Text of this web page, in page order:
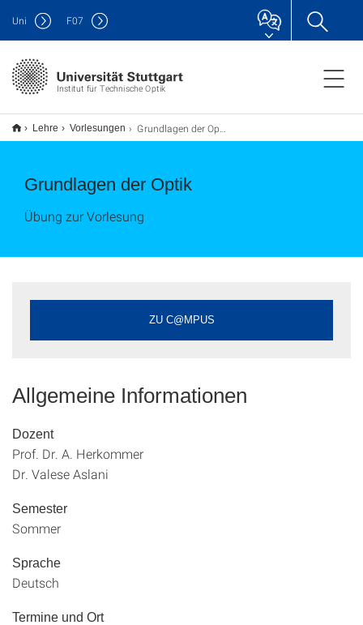
Institut für Technische Optik
Uni F07
Lehre Vorlesungen Grundlagen der Optik
Grundlagen der Optik
Übung zur Vorlesung
ZU C@MPUS
Allgemeine Informationen
Dozent
Prof. Dr. A. Herkommer
Dr. Valese Aslani
Semester
Sommer
Sprache
Deutsch
Termine und Ort